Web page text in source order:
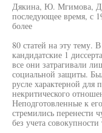
Дякина, Ю. Мгимова,
последующее время, с
более
80 статей на эту
кандидатские 1
все они затрагивали
социальной защиты.
русле характерной для
некритического
Неподготовленные к
стремились перенести
без учета